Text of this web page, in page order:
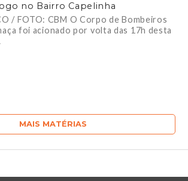
no Bairro Capelinha
/ FOTO: CBM O Corpo de Bombeiros
foi acionado por volta das 17h desta
MAIS MATÉRIAS